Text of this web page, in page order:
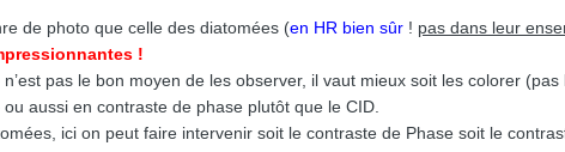
de photo que celle des diatomées (en HR bien sûr ! pas dans leur
!
pas le bon moyen de les observer, il vaut mieux soit les colorer
aussi en contraste de phase plutôt que le CID.
ici on peut faire intervenir soit le contraste de Phase soit le